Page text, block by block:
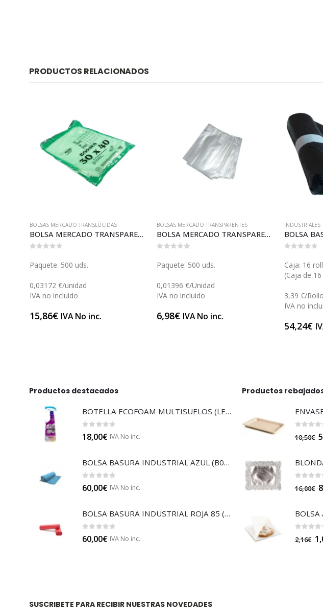
PRODUCTOS RELACIONADOS
BOLSAS MERCADO TRANSLÚCIDAS
BOLSA MERCADO TRANSPARENTE 30 (B023)
Paquete: 500 uds.
0,03172 €/unidad
IVA no incluido
15,86€ IVA No inc.
BOLSAS MERCADO TRANSPARENTES
BOLSA MERCADO TRANSPARENTE 15 (B026)
Paquete: 500 uds.
0,01396 €/Unidad
IVA no incluido
6,98€ IVA No inc.
INDUSTRIALES
Caja: 16
(Caja de
3,39 €/Rollo
IVA no
54,24€
Productos destacados
BOTELLA ECOFOAM MULTISUELOS (LECOF12)
0 out of 5
18,00€ IVA No inc.
BOLSA BASURA INDUSTRIAL AZUL (B014A)
0out of 5
60,00€ IVA No inc.
BOLSA BASURA INDUSTRIAL ROJA 85 (B014)
0out of 5
60,00€ IVA No inc.
Productos
out of 5
10,50€
out of 5
16,00€
out of
2,16€
SUSCRIBETE PARA RECIBIR NUESTRAS NOVEDADES